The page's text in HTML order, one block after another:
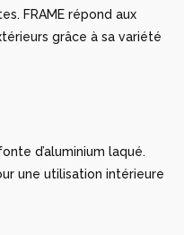
FRAME répond aux
grâce à sa variété
d’aluminium laqué.
une utilisation intérieure